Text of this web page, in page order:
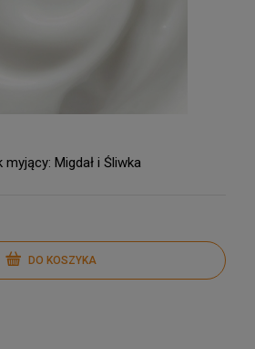
Migdał i Śliwka
DO KOSZYKA